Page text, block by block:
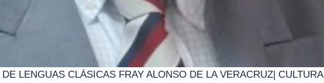
LENGUAS CLÁSICAS FRAY ALONSO DE LA VERACRUZ CULTURA